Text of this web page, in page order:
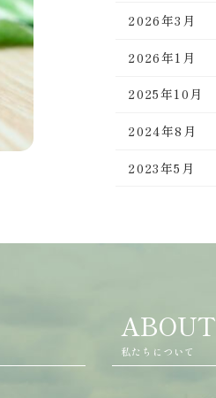
2026年3月
2026年1月
2025年10月
2024年8月
2023年5月
ABOUT
私たちについて